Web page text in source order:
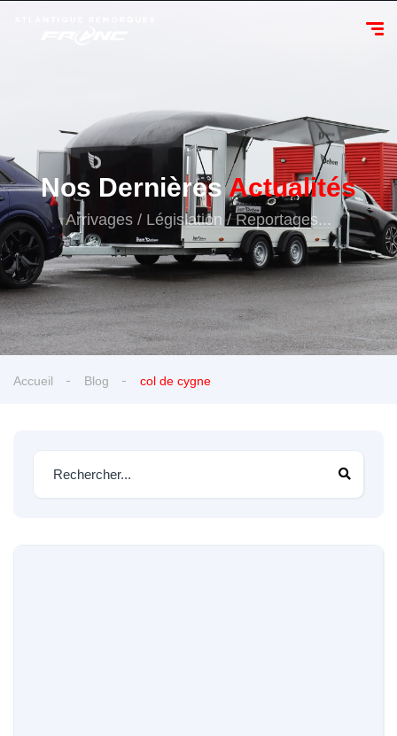
Nos DernièresActualités
Arrivages / Législation / Reportages...
Accueil Blog col de cygne